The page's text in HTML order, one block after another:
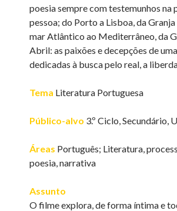
poesia sempre com testemunhos na
pessoa; do Porto a Lisboa, da Granja
mar Atlântico ao Mediterrâneo, da
Abril: as paixões e decepções de
dedicadas à busca pelo real, a
Tema Literatura Portuguesa
Público-alvo 3.º Ciclo, Secundário,
Áreas Português; Literatura,
poesia, narrativa
Assunto
O filme explora, de forma íntima e